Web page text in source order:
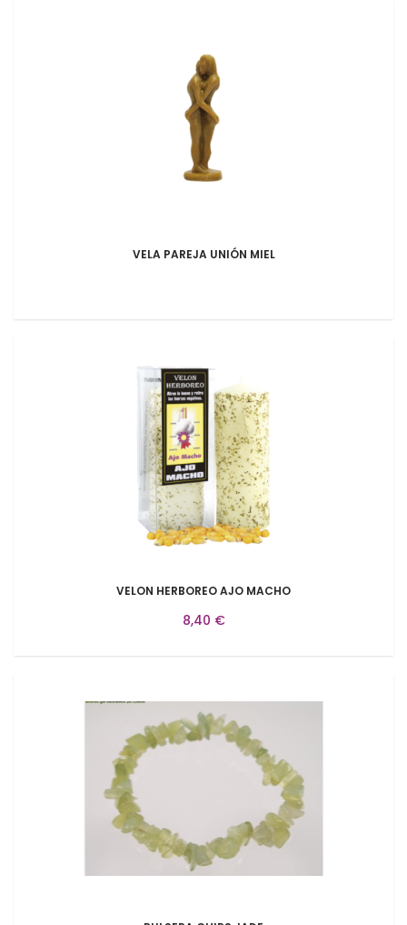
VELA PAREJA UNIÓN MIEL
VELON HERBOREO AJO MACHO
8,40 €